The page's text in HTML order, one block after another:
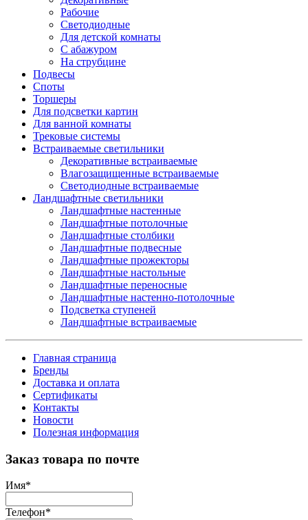
Рабочие
Светодиодные
Для детской комнаты
С абажуром
На струбцине
Подвесы
Споты
Торшеры
Для подсветки картин
Для ванной комнаты
Трековые системы
Встраиваемые светильники
Декоративные встраиваемые
Влагозащищенные встраиваемые
Светодиодные встраиваемые
Ландшафтные светильники
Ландшафтные настенные
Ландшафтные потолочные
Ландшафтные столбики
Ландшафтные подвесные
Ландшафтные прожекторы
Ландшафтные настольные
Ландшафтные переносные
Ландшафтные настенно-потолочные
Подсветка ступеней
Ландшафтные встраиваемые
Главная страница
Бренды
Доставка и оплата
Сертификаты
Контакты
Новости
Полезная информация
Заказ товара по почте
Имя*
Телефон*